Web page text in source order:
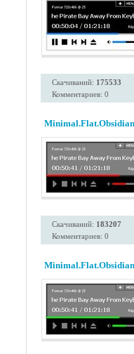
Скачиваний: 175533
Комментариев: 0
Скачиваний: 183207
Комментариев: 0